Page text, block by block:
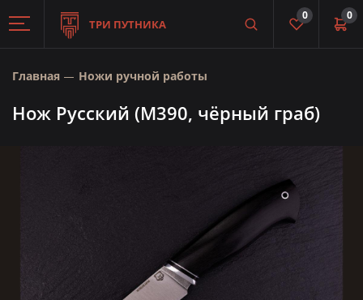
ТРИ ПУТНИКА
0
0
Главная Ножи ручной работы
Нож Русский (М390, чёрный граб)